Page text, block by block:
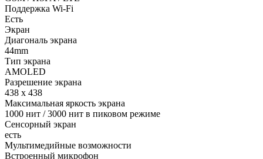
Поддержка Wi-Fi
Есть
Экран
Диагональ экрана
44mm
Тип экрана
AMOLED
Разрешение экрана
438 x 438
Максимальная яркость экрана
1000 нит / 3000 нит в пиковом режиме
Сенсорный экран
есть
Мультимедийные возможности
Встроенный микрофон